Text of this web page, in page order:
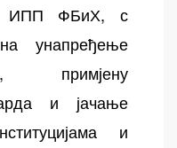
ИПП ФБиХ, с
унапређење
примјену
и јачање
и